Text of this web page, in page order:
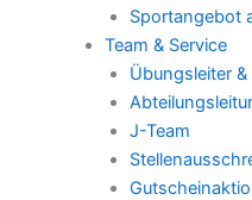
Sportangebot
Team & Service
Übungsleiter &
J-Team